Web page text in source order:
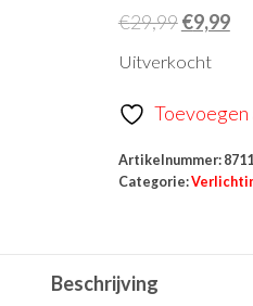
€29,99
prijs
€29,99.
€9,99
Uitverkocht
Artikelnummer:
Categorie:
Beschrijving